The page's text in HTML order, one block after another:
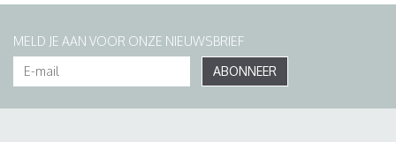
MELD JE AAN VOOR ONZE NIEUWSBRIEF
ABONNEER